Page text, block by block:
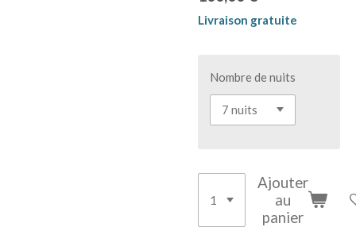
Livraison gratuite
Nombre de nuits
Ajouter
au
panier